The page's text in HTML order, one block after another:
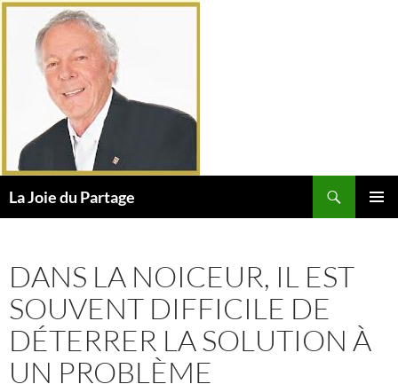
Aller
contenu
La Joie du Partage
DANS LA NOICEUR, IL EST
SOUVENT DIFFICILE DE
DÉTERRER LA SOLUTION À
UN PROBLÈME